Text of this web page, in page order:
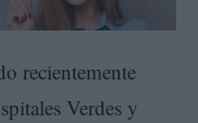
recientemente
Verdes y